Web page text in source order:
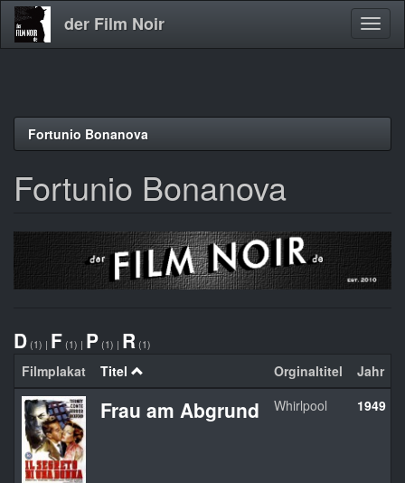
Direkt
der Film Noir
Fortunio Bonanova
Fortunio Bonanova
D (1) | F (1) | P (1) | R (1)
Filmplakat Titel Orginaltitel Jahr
Frau am Abgrund Whirlpool 1949